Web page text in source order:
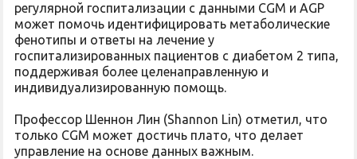
регулярной госпитализации с данными CGM и AGP
может помочь идентифицировать метаболические
фенотипы и ответы на лечение у
госпитализированных пациентов с диабетом 2 типа,
поддерживая более целенаправленную и
индивидуализированную помощь.
Профессор Шеннон Лин (Shannon Lin) отметил, что
только CGM может достичь плато, что делает
управление на основе данных важным.